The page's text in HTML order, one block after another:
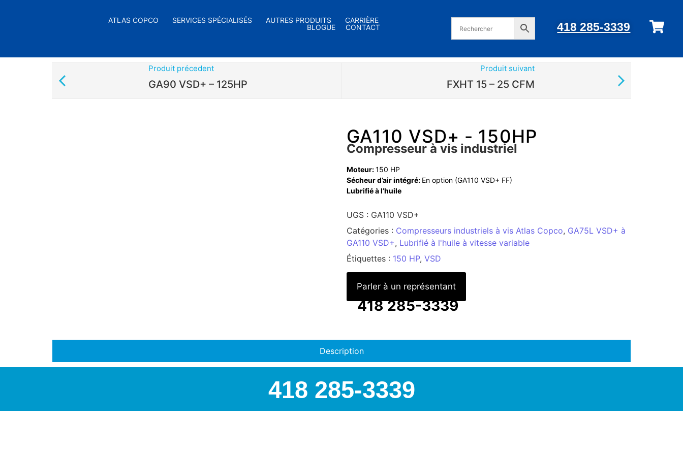
ATLAS COPCO SERVICES SPÉCIALISÉS AUTRES PRODUITS
CARRIÈRE
BLOGUE
CONTACT 418 285-3339
Produit précedent
GA90 VSD+ – 125HP
Produit suivant
FXHT 15 – 25 CFM
GA110 VSD+ - 150HP
Compresseur à vis industriel
Moteur:150 HP
Sécheur d’air intégré: En option (GA110 VSD+ FF)
Lubrifié à l’huile
UGS : GA110 VSD+
Catégories : Compresseurs industriels à vis Atlas Copco, GA75L VSD+ à
GA110 VSD+, Lubrifié à l'huile à vitesse variable
Étiquettes : 150 HP, VSD
Parler à un représentant
418 285-3339
Description
418 285-3339